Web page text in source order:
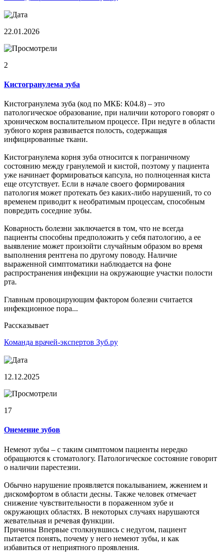
22.01.2026
2
Кистогранулема зуба
Кистогранулема зуба (код по МКБ: К04.8) – это
патологическое образование, при наличии которого говорят о
хроническом воспалительном процессе. При недуге в области
зубного корня развивается полость, содержащая
инфицированные ткани.
Кистогранулема корня зуба относится к пограничному
состоянию между гранулемой и кистой, поэтому у пациента
уже начинает формироваться капсула, но полноценная киста
еще отсутствует. Если в начале своего формирования
патология может протекать без каких-либо нарушений, то со
временем приводит к необратимым процессам, способным
повредить соседние зубы.
Коварность болезни заключается в том, что не всегда
пациенты способны предположить у себя патологию, а ее
выявление может произойти случайным образом во время
выполнения рентгена по другому поводу. Наличие
выраженной симптоматики наблюдается на фоне
распространения инфекции на окружающие участки полости
рта.
Главным провоцирующим фактором болезни считается
инфекционное пора...
Рассказывает
Команда врачей-экспертов Зуб.ру
12.12.2025
17
Онемение зубов
Немеют зубы – с таким симптомом пациенты нередко
обращаются к стоматологу. Патологическое состояние говорит
о наличии парестезии.
Обычно нарушение проявляется покалыванием, жжением и
дискомфортом в области десны. Также человек отмечает
снижение чувствительности в пораженном зубе и
окружающих областях. В некоторых случаях нарушаются
жевательная и речевая функции.
Причины Впервые столкнувшись с недугом, пациент
пытается понять, почему у него немеют зубы, и как
избавиться от неприятного проявления.